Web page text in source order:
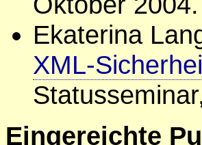
Ekaterina
XML-
Eingereichte